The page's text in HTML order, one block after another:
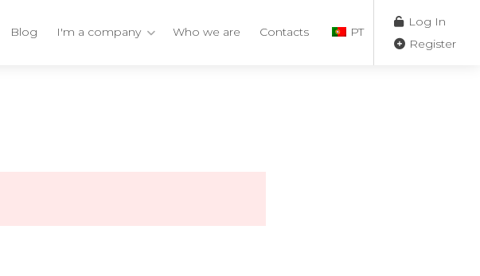
Blog I'm a company Who we are Contacts PT
Log In
Register